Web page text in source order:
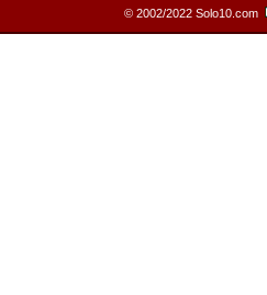
© 2002/2022 Solo10.com